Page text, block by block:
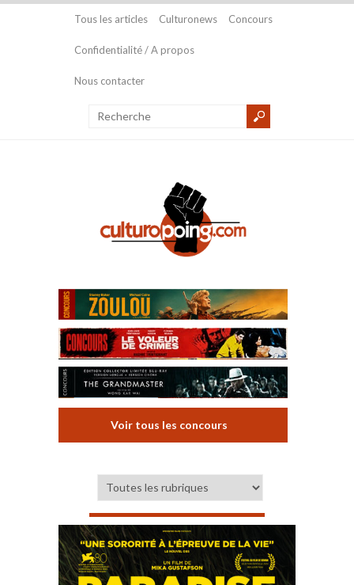
Tous les articles Culturonews Concours
Confidentialité / A propos
Nous contacter
Voir tous les concours